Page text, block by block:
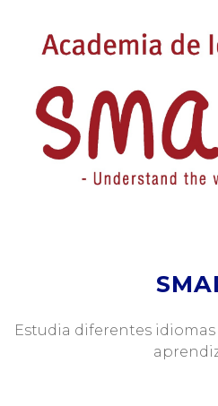
Estudia diferentes